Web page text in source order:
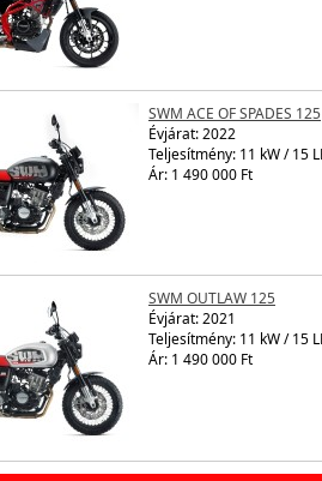
SWM ACE OF SPADES 125
Évjárat:2022
Teljesítmény: 11 kW / 15
Ár: 1 490 000 Ft
SWM OUTLAW 125
Évjárat:2021
Teljesítmény: 11 kW / 15
Ár: 1 490 000 Ft